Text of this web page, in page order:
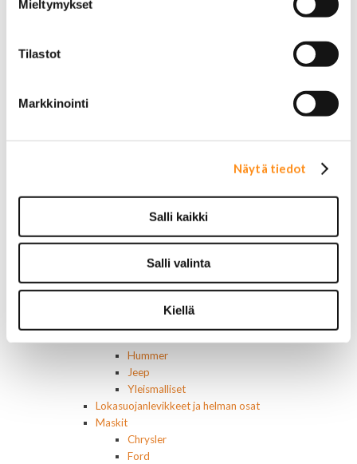
Mieltymykset
Tilastot
Markkinointi
Näytä tiedot
Salli kaikki
Salli valinta
Kiellä
Merkit ja logot
Erikoiskeulamerkit
Kromilistat
Kromikoristeet
Cadillac
Chevrolet
Chrysler
Hummer
Jeep
Yleismalliset
Lokasuojanlevikkeet ja helman osat
Maskit
Chrysler
Ford